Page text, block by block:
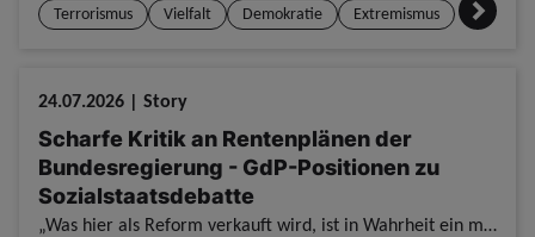
Terrorismus Vielfalt Demokratie Extremismus
24.07.2026 | Story
Scharfe Kritik an Rentenplänen der
Bundesregierung - GdP-Positionen zu
Sozialstaatsdebatte
„Was hier als Reform verkauft wird, ist in Wahrheit ein massiver Angriff auf die Altersversorgung der Beschäftigten – und insbesondere auf diejenigen, die tagtäglich für die Sicherheit dieses Landes i